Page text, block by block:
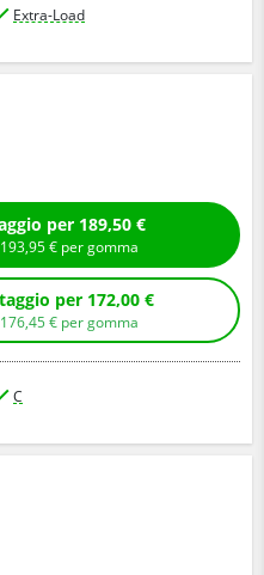
Extra-Load
Compra con montaggio per 189,50 €
193,95€ per gomma
Compra senza montaggio per 172,00 €
176,45€ per gomma
C